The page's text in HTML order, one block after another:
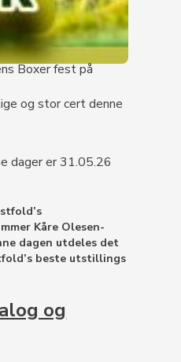
Boxer fest på
og stor cert denne
dager er 31.05.26
Kåre Olesen-
dagen utdeles det
beste utstillings
og